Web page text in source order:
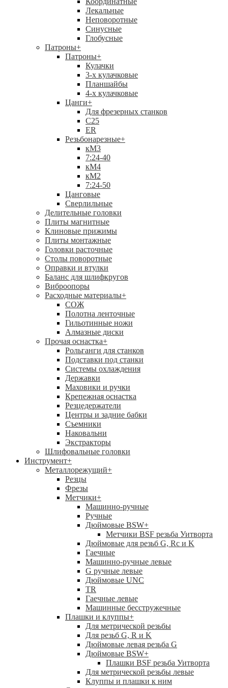
Лекальные
Неповоротные
Синусные
Глобусные
Патроны+
Патроны+
Кулачки
3-х кулачковые
Планшайбы
4-х кулачковые
Цанги+
Для фрезерных станков
С25
ER
Резьбонарезные+
кМ3
7:24-40
кМ4
кМ2
7:24-50
Цанговые
Сверлильные
Делительные головки
Плиты магнитные
Клиновые прижимы
Плиты монтажные
Головки расточные
Столы поворотные
Оправки и втулки
Баланс для шлифкругов
Виброопоры
Расходные материалы+
СОЖ
Полотна ленточные
Гильотинные ножи
Алмазные диски
Прочая оснастка+
Рольганги для станков
Подставки под станки
Системы охлаждения
Державки
Маховики и ручки
Крепежная оснастка
Резцедержатели
Центры и задние бабки
Съемники
Наковальни
Экстракторы
Шлифовальные головки
Инструмент+
Металлорежущий+
Резцы
Фрезы
Метчики+
Машинно-ручные
Ручные
Дюймовые BSW+
Метчики BSF резьба Уитворта
Дюймовые для резьб G, Rc и K
Гаечные
Машинно-ручные левые
G ручные левые
Дюймовые UNC
TR
Гаечные левые
Машинные бесстружечные
Плашки и клуппы+
Для метрической резьбы
Для резьб G, R и K
Дюймовые левая резьба G
Дюймовые BSW+
Плашки BSF резьба Уитворта
Для метрической резьбы левые
Клуппы и плашки к ним